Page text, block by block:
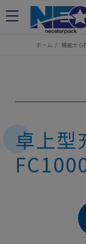
ホーム 機能から
卓上型
クッキー利用の管